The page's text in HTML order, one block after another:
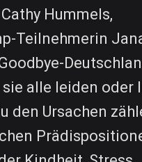
Hummels,
Teilnehmerin
sie alle leiden oder
den Ursachen